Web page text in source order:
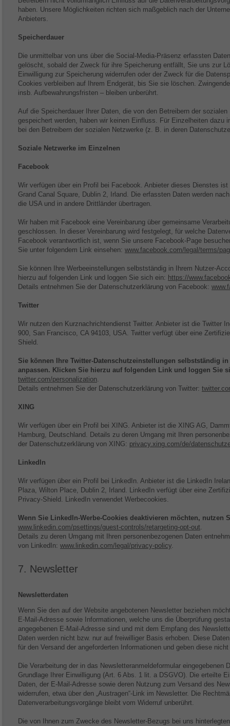
haben. Unsere Möglichkeiten richten sich maßgeblich nach der
Anbieters.
Speicherdauer
Die unmittelbar von uns über die Social-Media-Präsenz erfassten
gelöscht, sobald der Zweck für ihre Speicherung entfällt, Sie uns zur
Einwilligung zur Speicherung widerrufen oder der Zweck für die
Cookies verbleiben auf Ihrem Endgerät, bis Sie sie löschen.
insb. Aufbewahrungsfristen – bleiben unberührt.
Auf die Speicherdauer Ihrer Daten, die von den Betreibern der
gespeichert werden, haben wir keinen Einfluss. Für Einzelheiten dazu
bei den Betreibern der sozialen Netzwerke (z. B. in deren
Soziale Netzwerke im Einzelnen
Facebook
Wir verfügen über ein Profil bei Facebook. Anbieter dieses Dienstes
Grand Canal Square, Dublin 2, Irland. Die erfassten Daten werden
die USA und in andere Drittländer übertragen.
Wir haben mit Facebook eine Vereinbarung über gemeinsame
geschlossen. In dieser Vereinbarung wird festgelegt, für welche
Facebook verantwortlich ist, wenn Sie unsere Facebook-Page
Sie unter folgendem Link einsehen: www.facebook.com/legal/terms/
Sie können Ihre Werbeeinstellungen selbstständig in Ihrem Nutzer-
hierzu auf folgenden Link und loggen Sie sich ein: https://
Details entnehmen Sie der Datenschutzerklärung von Facebook:
Twitter
Wir nutzen den Kurznachrichtendienst Twitter. Anbieter ist die Twitter
900, San Francisco, CA 94103, USA. Twitter verfügt über eine
Shield.
Sie können Ihre Twitter-Datenschutzeinstellungen selbstständig
anpassen. Klicken Sie hierzu auf folgenden Link und loggen Sie
twitter.com/personalization.
Details entnehmen Sie der Datenschutzerklärung von Twitter:
XING
Wir verfügen über ein Profil bei XING. Anbieter ist die XING AG,
Hamburg, Deutschland. Details zu deren Umgang mit Ihren
der Datenschutzerklärung von XING: privacy.xing.com/de/
LinkedIn
Wir verfügen über ein Profil bei LinkedIn. Anbieter ist die LinkedIn
Plaza, Wilton Place, Dublin 2, Irland. LinkedIn verfügt über eine
Privacy-Shield. LinkedIn verwendet Werbecookies.
Wenn Sie LinkedIn-Werbe-Cookies deaktivieren möchten, nutzen
www.linkedin.com/psettings/guest-controls/retargeting-opt-out.
Details zu deren Umgang mit Ihren personenbezogenen Daten
von LinkedIn: www.linkedin.com/legal/privacy-policy.
7. Newsletter
Newsletter­daten
Wenn Sie den auf der Website angebotenen Newsletter beziehen
E-Mail-Adresse sowie Informationen, welche uns die Überprüfung
angegebenen E-Mail-Adresse sind und mit dem Empfang des
Daten werden nicht bzw. nur auf freiwilliger Basis erhoben. Diese
für den Versand der angeforderten Informationen und geben diese
Die Verarbeitung der in das Newsletteranmeldeformular eingegebenen
Grundlage Ihrer Einwilligung (Art. 6 Abs. 1 lit. a DSGVO). Die erteilte
Daten, der E-Mail-Adresse sowie deren Nutzung zum Versand des
widerrufen, etwa über den „Austragen“-Link im Newsletter. Die
Datenverarbeitungsvorgänge bleibt vom Widerruf unberührt.
Die von Ihnen zum Zwecke des Newsletter-Bezugs bei uns